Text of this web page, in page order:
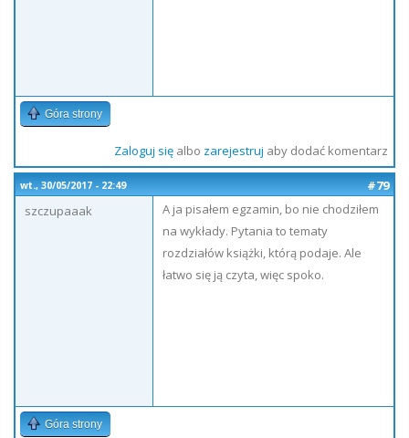
Góra strony
Zaloguj sięalbo zarejestruj aby dodać komentarz
wt., 30/05/2017 - 22:49
#79
szczupaaak
A ja pisałem egzamin, bo nie chodziłem
na wykłady. Pytania to tematy
rozdziałów książki, którą podaje. Ale
łatwo się ją czyta, więc spoko.
Góra strony